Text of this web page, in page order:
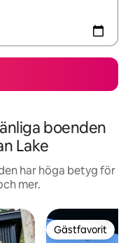
boenden
Lake
har höga betyg för
mer.
Gästfavorit
Gästfavorit